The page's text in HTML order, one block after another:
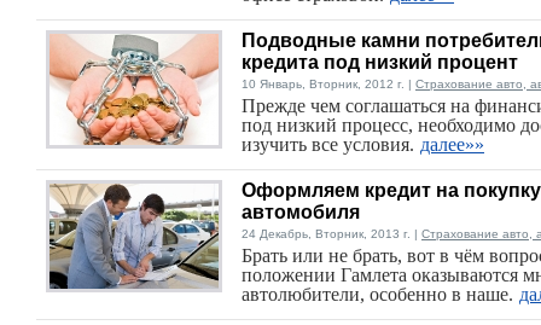
Подводные камни
кредита под низкий процент
10 Январь, Вторник, 2012 г. | Страхование авто,
Прежде чем соглашаться на
под низкий процесс, необходимо
изучить все условия. далее»»
Оформляем кредит на покупку
автомобиля
24 Декабрь, Вторник, 2013 г. | Страхование авто,
Брать или не брать, вот в чём
положении Гамлета оказываются
автолюбители, особенно в наше.